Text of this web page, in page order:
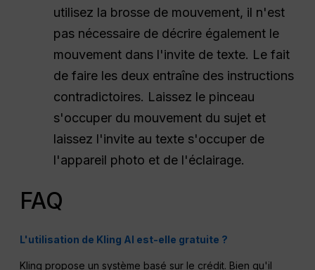
utilisez la brosse de mouvement, il n'est
pas nécessaire de décrire également le
mouvement dans l'invite de texte. Le fait
de faire les deux entraîne des instructions
contradictoires. Laissez le pinceau
s'occuper du mouvement du sujet et
laissez l'invite au texte s'occuper de
l'appareil photo et de l'éclairage.
FAQ
L'utilisation de Kling AI est-elle gratuite ?
Kling propose un système basé sur le crédit. Bien qu'il